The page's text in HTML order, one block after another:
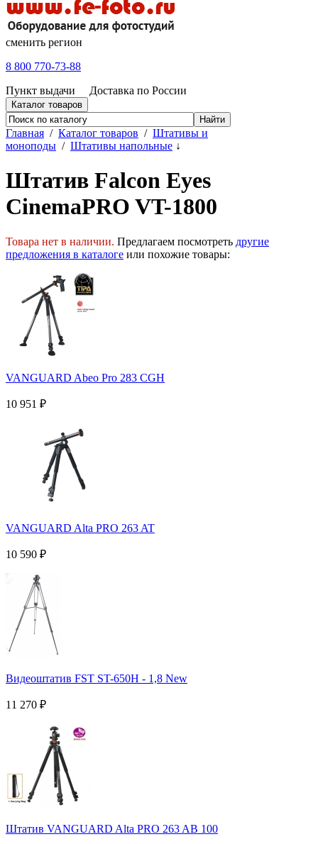
сменить регион
8 800 770-73-88
Пункт выдачи
Доставка по России
Каталог товаров
Главная / Каталог товаров / Штативы и
моноподы / Штативы напольные ↓
Штатив Falcon Eyes
CinemaPRO VT-1800
Товара нет в наличии. Предлагаем посмотреть другие
предложения в каталоге или похожие товары:
VANGUARD Abeo Pro 283 CGH
10 951 ₽
VANGUARD Alta PRO 263 AT
10 590 ₽
Видеоштатив FST ST-650H - 1,8 New
11 270 ₽
Штатив VANGUARD Alta PRO 263 AB 100